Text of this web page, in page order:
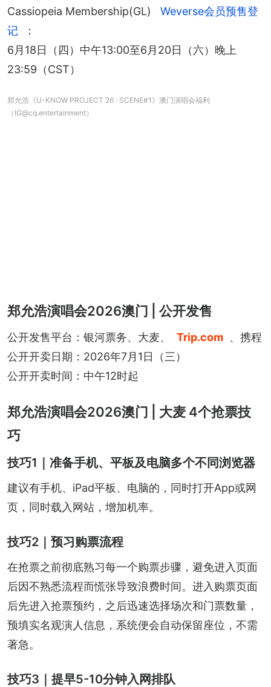
Cassiopeia Membership(GL)
Weverse会员预售登
记
：
6月18日（四）中午13:00至6月20日（六）晚上
23:59（CST）
郑允浩《U-KNOW PROJECT 26 : SCENE#1》澳门演唱会福利
（IG@cq.entertainment）
郑允浩演唱会2026澳门 | 公开发售
公开发售平台：银河票务、大麦、 Trip.com 、携程
公开开卖日期：2026年7月1日（三）
公开开卖时间：中午12时起
郑允浩演唱会2026澳门 | 大麦 4个抢票技
巧
技巧1｜准备手机、平板及电脑多个不同浏览器
建议有手机、iPad平板、电脑的，同时打开App或网
页，同时载入网站，增加机率。
技巧2｜预习购票流程
在抢票之前彻底熟习每一个购票步骤，避免进入页面
后因不熟悉流程而慌张导致浪费时间。进入购票页面
后先进入抢票预约，之后迅速选择场次和门票数量，
预填实名观演人信息，系统便会自动保留座位，不需
著急。
技巧3｜提早5-10分钟入网排队